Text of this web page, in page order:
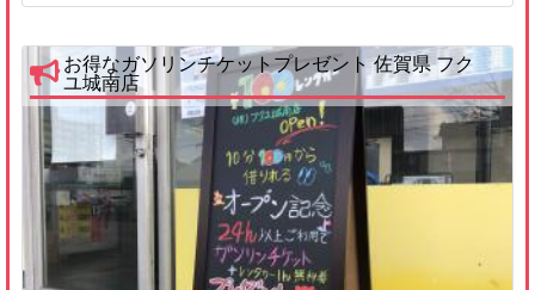
お得なガソリンチケットプレゼント 佐賀県 フク
ユ城南店